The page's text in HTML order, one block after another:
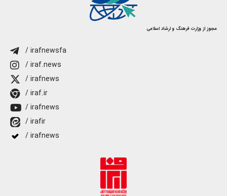
مجوز از وزارت فرهنگ و ارشاد اسلامی
/ irafnewsfa
/ iraf.news
/ irafnews
/ iraf.ir
/ irafnews
/ irafir
/ irafnews